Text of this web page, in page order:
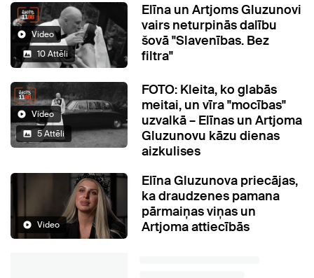
Video
10 Attēli
Elīna un Artjoms Gluzunovi
vairs neturpinās dalību
šovā "Slavenības. Bez
filtra"
Video
5 Attēli
FOTO: Kleita, ko glabās
meitai, un vīra "mocības"
uzvalkā – Elīnas un Artjoma
Gluzunovu kāzu dienas
aizkulises
Video
Elīna Gluzunova priecājas,
ka draudzenes pamana
pārmaiņas viņas un
Artjoma attiecībās